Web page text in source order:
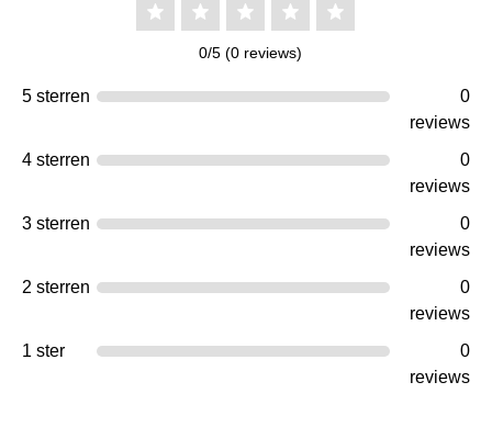
0/5 (0 reviews)
5 sterren
0
reviews
4 sterren
0
reviews
3 sterren
0
reviews
2 sterren
0
reviews
1 ster
0
reviews